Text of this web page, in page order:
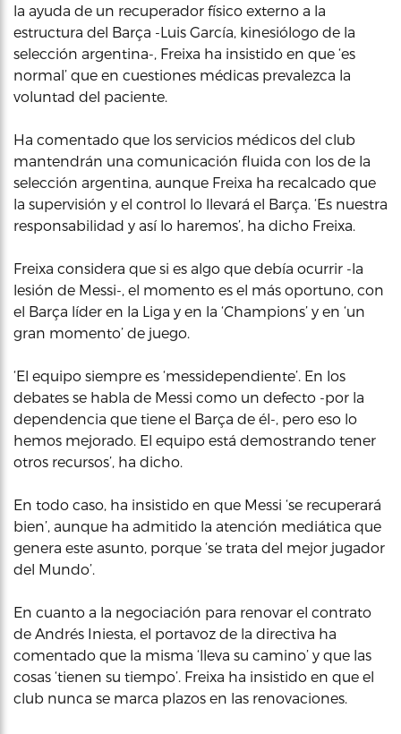
la ayuda de un recuperador físico externo a la
estructura del Barça -Luis García, kinesiólogo de la
selección argentina-, Freixa ha insistido en que ‘es
normal’ que en cuestiones médicas prevalezca la
voluntad del paciente.
Ha comentado que los servicios médicos del club
mantendrán una comunicación fluida con los de la
selección argentina, aunque Freixa ha recalcado que
la supervisión y el control lo llevará el Barça. ‘Es nuestra
responsabilidad y así lo haremos’, ha dicho Freixa.
Freixa considera que si es algo que debía ocurrir -la
lesión de Messi-, el momento es el más oportuno, con
el Barça líder en la Liga y en la ‘Champions’ y en ‘un
gran momento’ de juego.
‘El equipo siempre es ‘messidependiente’. En los
debates se habla de Messi como un defecto -por la
dependencia que tiene el Barça de él-, pero eso lo
hemos mejorado. El equipo está demostrando tener
otros recursos’, ha dicho.
En todo caso, ha insistido en que Messi ‘se recuperará
bien’, aunque ha admitido la atención mediática que
genera este asunto, porque ‘se trata del mejor jugador
del Mundo’.
En cuanto a la negociación para renovar el contrato
de Andrés Iniesta, el portavoz de la directiva ha
comentado que la misma ‘lleva su camino’ y que las
cosas ‘tienen su tiempo’. Freixa ha insistido en que el
club nunca se marca plazos en las renovaciones.